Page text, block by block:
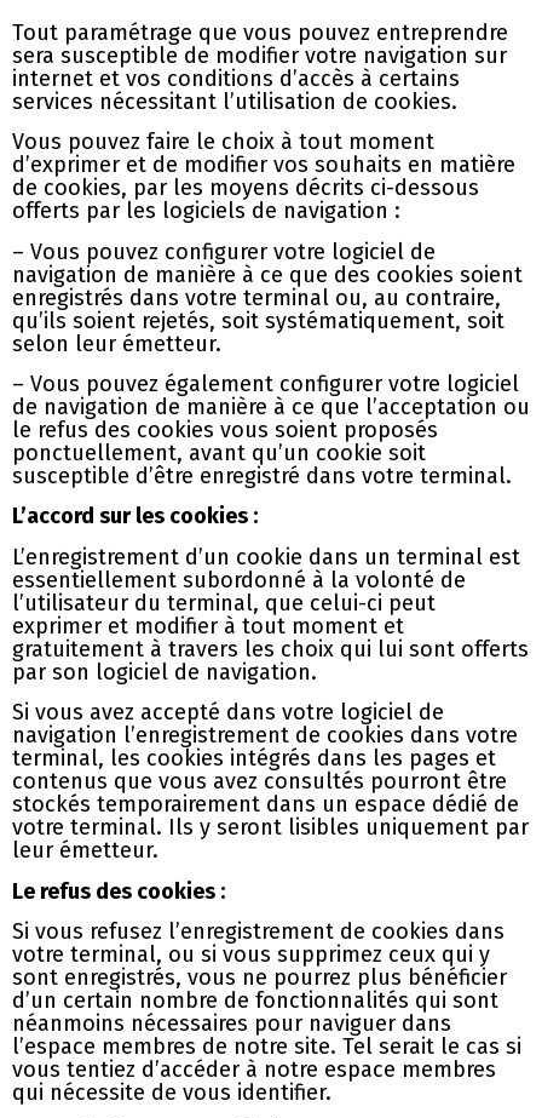
Tout paramétrage que vous pouvez entreprendre
sera susceptible de modifier votre navigation sur
internet et vos conditions d’accès à certains
services nécessitant l’utilisation de cookies.
Vous pouvez faire le choix à tout moment
d’exprimer et de modifier vos souhaits en matière
de cookies, par les moyens décrits ci-dessous
offerts par les logiciels de navigation :
– Vous pouvez configurer votre logiciel de
navigation de manière à ce que des cookies soient
enregistrés dans votre terminal ou, au contraire,
qu’ils soient rejetés, soit systématiquement, soit
selon leur émetteur.
– Vous pouvez également configurer votre logiciel
de navigation de manière à ce que l’acceptation ou
le refus des cookies vous soient proposés
ponctuellement, avant qu’un cookie soit
susceptible d’être enregistré dans votre terminal.
L’accord sur les cookies :
L’enregistrement d’un cookie dans un terminal est
essentiellement subordonné à la volonté de
l’utilisateur du terminal, que celui-ci peut
exprimer et modifier à tout moment et
gratuitement à travers les choix qui lui sont offerts
par son logiciel de navigation.
Si vous avez accepté dans votre logiciel de
navigation l’enregistrement de cookies dans votre
terminal, les cookies intégrés dans les pages et
contenus que vous avez consultés pourront être
stockés temporairement dans un espace dédié de
votre terminal. Ils y seront lisibles uniquement par
leur émetteur.
Le refus des cookies :
Si vous refusez l’enregistrement de cookies dans
votre terminal, ou si vous supprimez ceux qui y
sont enregistrés, vous ne pourrez plus bénéficier
d’un certain nombre de fonctionnalités qui sont
néanmoins nécessaires pour naviguer dans
l’espace membres de notre site. Tel serait le cas si
vous tentiez d’accéder à notre espace membres
qui nécessite de vous identifier.